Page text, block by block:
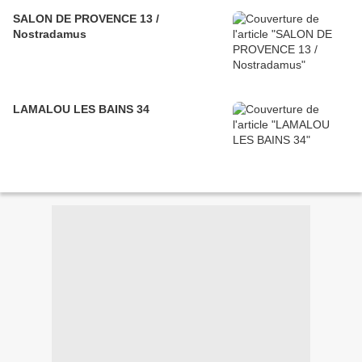
SALON DE PROVENCE 13 /
Nostradamus
LAMALOU LES BAINS 34